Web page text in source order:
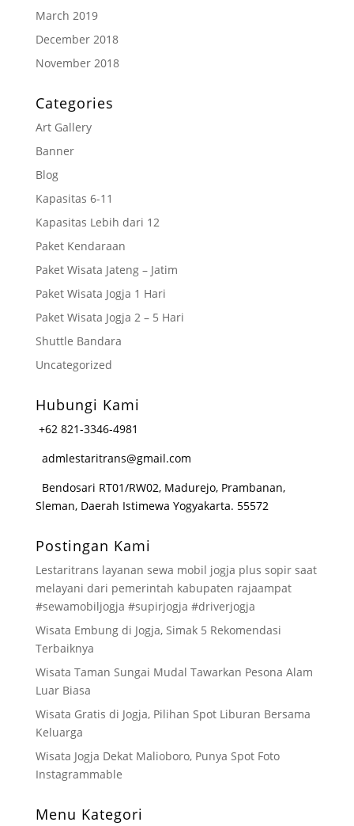
March 2019
December 2018
November 2018
Categories
Art Gallery
Banner
Blog
Kapasitas 6-11
Kapasitas Lebih dari 12
Paket Kendaraan
Paket Wisata Jateng – Jatim
Paket Wisata Jogja 1 Hari
Paket Wisata Jogja 2 – 5 Hari
Shuttle Bandara
Uncategorized
Hubungi Kami
+62 821-3346-4981
admlestaritrans@gmail.com
Bendosari RT01/RW02, Madurejo, Prambanan,
Sleman, Daerah Istimewa Yogyakarta. 55572
Postingan Kami
Lestaritrans layanan sewa mobil jogja plus sopir saat
melayani dari pemerintah kabupaten rajaampat
#sewamobiljogja #supirjogja #driverjogja
Wisata Embung di Jogja, Simak 5 Rekomendasi
Terbaiknya
Wisata Taman Sungai Mudal Tawarkan Pesona Alam
Luar Biasa
Wisata Gratis di Jogja, Pilihan Spot Liburan Bersama
Keluarga
Wisata Jogja Dekat Malioboro, Punya Spot Foto
Instagrammable
Menu Kategori